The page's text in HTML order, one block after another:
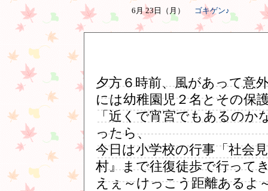
6月 23日（月）
ゴキゲン♪
夕方６時前、風があって意
には幼稚園児２名とその保
「近くで宵宮でもあるの
ったら、
今日は小学校の行事「社会
村』まで往復徒歩で行って
えぇ～けっこう距離あるよ